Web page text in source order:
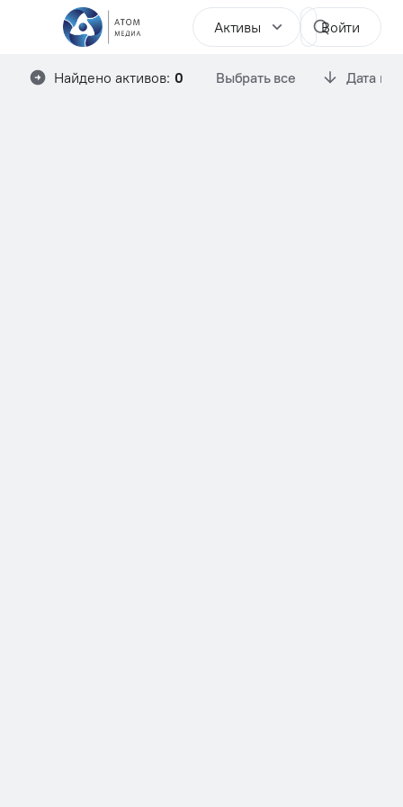
Активы Войти
Найдено активов: 0 Выбрать все Дата